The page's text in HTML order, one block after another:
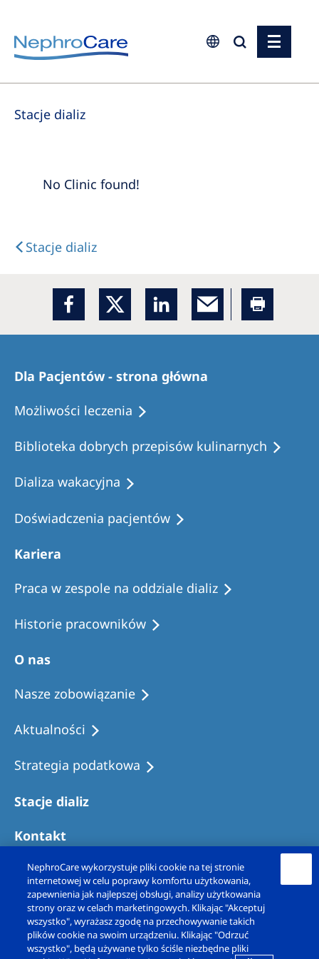
Europe
Czech Republic
Netherlands
Portugal
Romania
Serbia
Slovakia
Slovenia
Switzerland
United Kingdom
Asia Pacific
Asia Pacific
Philippines
United States of America
Global Website
Stacje dializ
No Clinic found!
Stacje dializ
Dla Pacjentów - strona główna
Możliwości leczenia
Biblioteka dobrych przepisów kulinarnych
Dializa wakacyjna
Doświadczenia pacjentów
Kariera
Praca w zespole na oddziale dializ
Historie pracowników
O nas
Nasze zobowiązanie
Aktualności
Strategia podatkowa
Stacje dializ
Kontakt
NephroCare wykorzystuje pliki cookie na tej stronie
internetowej w celu poprawy komfortu użytkowania,
zapewnienia jak najlepszej obsługi, analizy użytkowania
strony oraz w celach marketingowych. Klikając "Akceptuj
wszystko", wyrażasz zgodę na przechowywanie takich
plików cookie na swoim urządzeniu. Klikając "Odrzuć
wszystko", będą używane tylko ściśle niezbędne pliki